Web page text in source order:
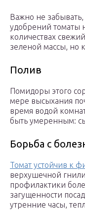
Важно не
удобрений томаты
количествах
зеленой массы, но
Полив
Помидоры этого
мере высыхания
время водой
быть умеренным:
Борьба с
Томат устойчив к
верхушечной
профилактики
загущенности
утренние часы,